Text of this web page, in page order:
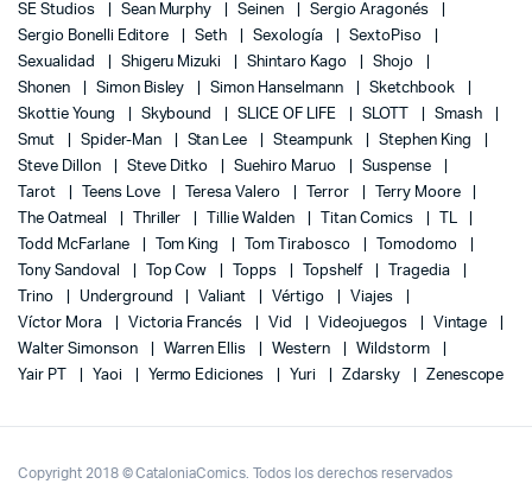
SE Studios
Sean Murphy Seinen
Sergio Aragonés
Sergio Bonelli Editore
Seth Sexología
SextoPiso
Sexualidad
Shigeru Mizuki Shintaro Kago
Shojo
Shonen
Simon Bisley Simon Hanselmann
Sketchbook
Skottie Young
Skybound SLICE OF LIFE SLOTT
Smash
Smut
Spider-Man Stan Lee Steampunk
Stephen King
Steve Dillon
Steve Ditko Suehiro Maruo
Suspense
Tarot
Teens Love Teresa Valero Terror
Terry Moore
The Oatmeal
Thriller Tillie Walden Titan Comics
Todd McFarlane
Tom King Tom Tirabosco
Tomodomo
Tony Sandoval
Top Cow Topps Topshelf
Tragedia
Trino
Underground Valiant Vértigo
Viajes
Víctor Mora
Victoria Francés Vid Videojuegos
Vintage
Walter Simonson
Warren Ellis Western
Wildstorm
Yair PT
Yaoi Yermo Ediciones Yuri Zdarsky Zenescope
Copyright 2018 © CataloniaComics. Todos los derechos reservados